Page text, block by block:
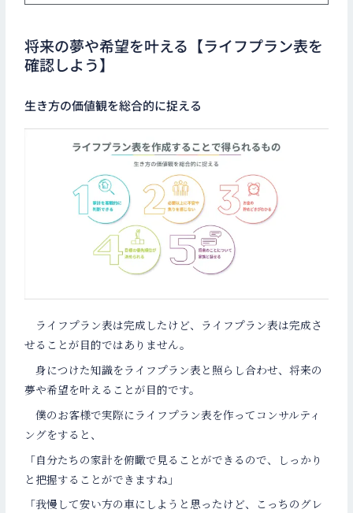
将来の夢や希望を叶える【ライフプラン表を
確認しよう】
生き方の価値観を総合的に捉える
ライフプラン表は完成したけど、ライフプラン表は完成さ
せることが目的ではありません。
身につけた知識をライフプラン表と照らし合わせ、将来の
夢や希望を叶えることが目的です。
僕のお客様で実際にライフプラン表を作ってコンサルティ
ングをすると、
「自分たちの家計を俯瞰で見ることができるので、しっかり
と把握することができますね」
「我慢して安い方の車にしようと思ったけど、こっちのグレ